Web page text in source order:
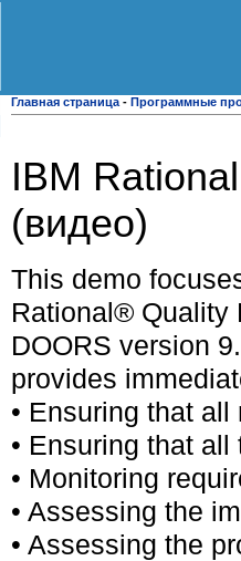
Главная страница - Программные
IBM
(видео)
This demo
Rational® Quality
DOORS version
provides
• Ensuring that
• Ensuring that
• Monitoring
• Assessing the
• Assessing the